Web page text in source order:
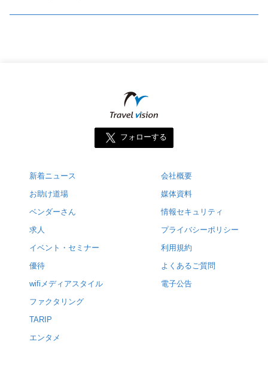
フォローする
新着ニュース
お助け道場
ベンダーさん
求人
イベント・セミナー
優待
wifiメディアスタイル
ファクタリング
TARIP
エンタメ
会社概要
媒体資料
情報セキュリティ
プライバシーポリシー
利用規約
よくあるご質問
電子公告